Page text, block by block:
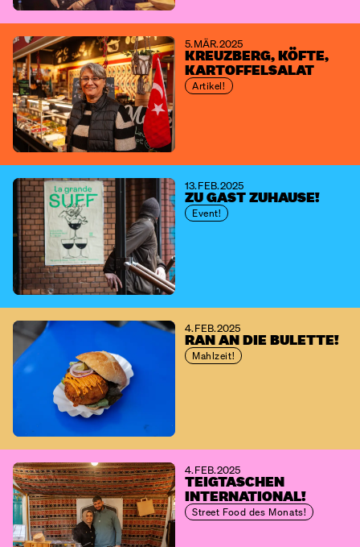
5. MÄR. 2025
KREUZBERG, KÖFTE,
KARTOFFELSALAT
Artikel!
13. FEB. 2025
ZU GAST ZUHAUSE!
Event!
4. FEB. 2025
RAN AN DIE BULETTE!
Mahlzeit!
4. FEB. 2025
TEIGTASCHEN
INTERNATIONAL!
Street Food des Monats!